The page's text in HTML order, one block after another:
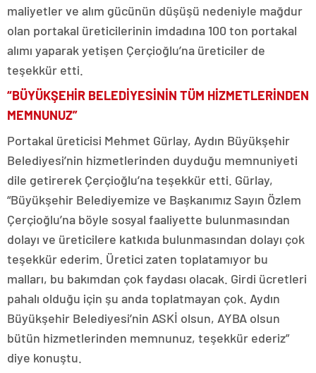
maliyetler ve alım gücünün düşüşü nedeniyle mağdur
olan portakal üreticilerinin imdadına 100 ton portakal
alımı yaparak yetişen Çerçioğlu’na üreticiler de
teşekkür etti.
“BÜYÜKŞEHİR BELEDİYESİNİN TÜM HİZMETLERİNDEN
MEMNUNUZ”
Portakal üreticisi Mehmet Gürlay, Aydın Büyükşehir
Belediyesi’nin hizmetlerinden duyduğu memnuniyeti
dile getirerek Çerçioğlu’na teşekkür etti. Gürlay,
“Büyükşehir Belediyemize ve Başkanımız Sayın Özlem
Çerçioğlu’na böyle sosyal faaliyette bulunmasından
dolayı ve üreticilere katkıda bulunmasından dolayı çok
teşekkür ederim. Üretici zaten toplatamıyor bu
malları, bu bakımdan çok faydası olacak. Girdi ücretleri
pahalı olduğu için şu anda toplatmayan çok. Aydın
Büyükşehir Belediyesi’nin ASKİ olsun, AYBA olsun
bütün hizmetlerinden memnunuz, teşekkür ederiz”
diye konuştu.